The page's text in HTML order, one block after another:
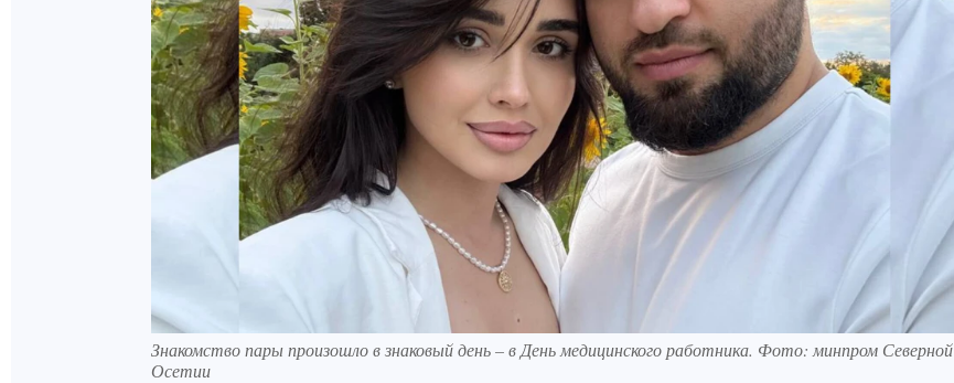
Знакомство пары произошло в знаковый день – в День медицинского работника. Фото: минпром Северной
Осетии